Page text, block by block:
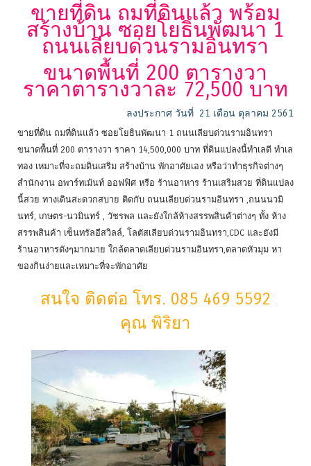
ขายที่ดิน ถมที่ดินแล้ว พร้อม
สร้างบ้าน ซอยโยธินพัฒนา 1
ถนนเลียบด่วนรามอินทรา
ขนาดพื้นที่ 200 ตารางวา
ราคาตารางวาละ 72,500 บาท
ลงประกาศ วันที่ 21 เดือน ตุลาคม 2561
ขายที่ดิน ถมที่ดินแล้ว ซอยโยธินพัฒนา 1 ถนนเลียบด่วนรามอินทรา
ขนาดพื้นที่ 200 ตารางวา ราคา 14,500,000 บาท ที่ดินแปลงนี้ทำเลดี ทำเล
ทอง เหมาะที่จะถมดินเสริม สร้างบ้าน พักอาศัยเอง หรือว่าทำธุรกิจต่างๆ
สำนักงาน อพาร์ทเม้นท์ ออฟฟิศ หรือ ร้านอาหาร ร้านเสริมสวย ที่ดินแปลง
นี้สวย ทางเดินสะดวกสบาย ติดกับ ถนนเลียบด่วนรามอินทรา ,ถนนนวมิ
นทร์, เกษตร-นวมินทร์ , วัชรพล และยังใกล้ห้างสรรพสินค้าต่างๆ ทั้ง ห้าง
สรรพสินค้า เซ็นทรัลอีสวิลล์, โลตัสเลียบด่วนรามอินทรา,CDC และยังมี
ร้านอาหารดังๆมากมาย ใกล้ตลาดเลียบด่วนรามอินทรา,ตลาดหัวมุม หา
ของกินง่ายและเหมาะที่จะพักอาศัย
สนใจ ติดต่อ โทร. 085 469 5592
คุณ พิริยา